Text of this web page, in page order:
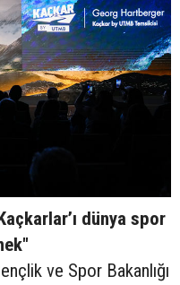
dünya spor
ve Spor Bakanlığı